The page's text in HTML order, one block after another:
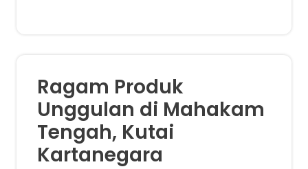
Ragam Produk
Unggulan di Mahakam
Tengah, Kutai
Kartanegara